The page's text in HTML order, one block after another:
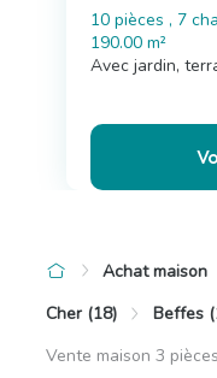
10 pièces , 7
190.00 m²
Avec jardin,
Achat maison
Cher (18)
Beffes
Vente maison 3